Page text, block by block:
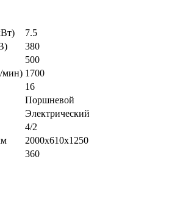
7.5
380
500
мин) 1700
16
Поршневой
Электрический
4/2
2000x610x1250
360